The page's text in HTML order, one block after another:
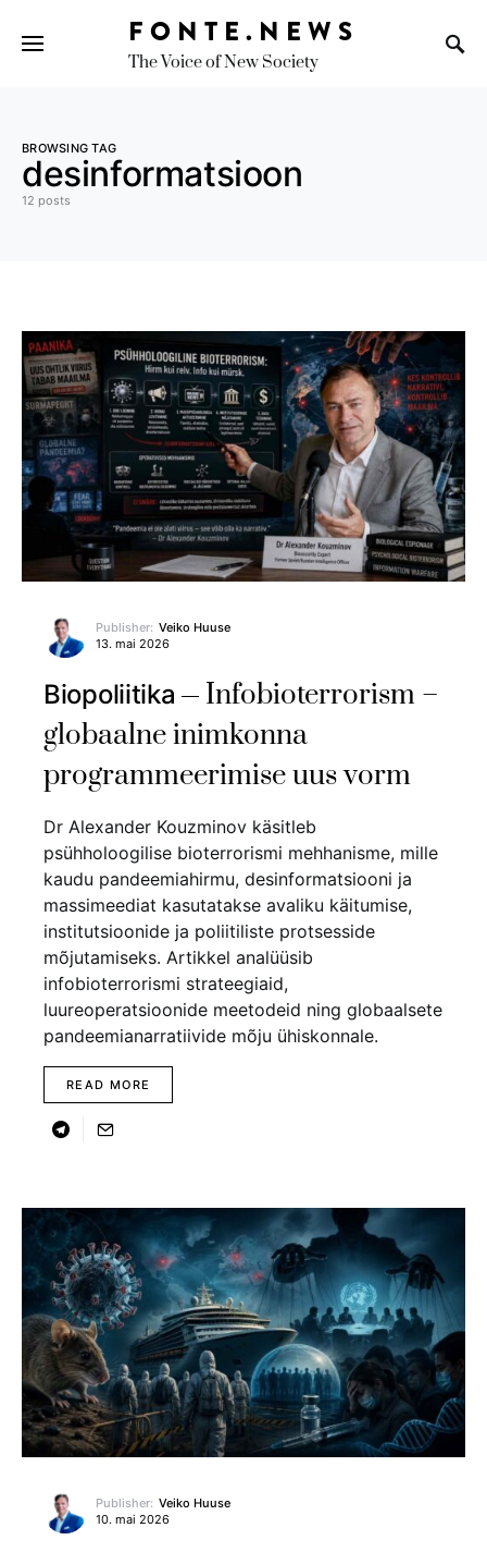
FONTE.NEWS
The Voice of New Society
BROWSING TAG
desinformatsioon
12 posts
Publisher: Veiko Huuse
13. mai 2026
Biopoliitika
Infobioterrorism –
globaalne inimkonna
programmeerimise uus vorm
Dr Alexander Kouzminov käsitleb
psühholoogilise bioterrorismi mehhanisme, mille
kaudu pandeemiahirmu, desinformatsiooni ja
massimeediat kasutatakse avaliku käitumise,
institutsioonide ja poliitiliste protsesside
mõjutamiseks. Artikkel analüüsib
infobioterrorismi strateegiaid,
luureoperatsioonide meetodeid ning globaalsete
pandeemianarratiivide mõju ühiskonnale.
READ MORE
Publisher: Veiko Huuse
10. mai 2026